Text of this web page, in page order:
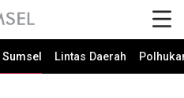
Sumsel Lintas Daerah